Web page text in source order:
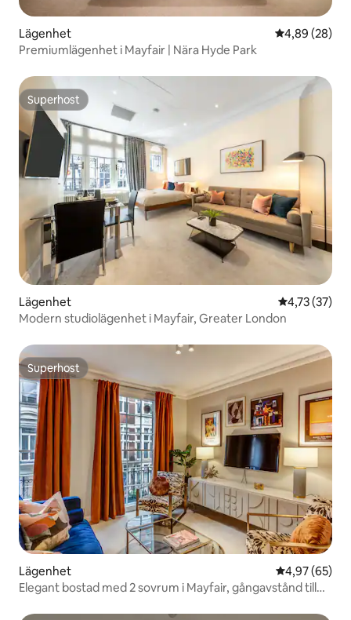
Lägenhet 4,89 av 5 i
4,89 (28)
Premiumlägenhet i Mayfair | Nära Hyde Park
Superhost
Superhost
Lägenhet 4,73 av 5 i
4,73 (37)
Modern studiolägenhet i Mayfair, Greater London
Superhost
Superhost
Lägenhet 4,97 av 5 i
4,97 (65)
Elegant bostad med 2 sovrum i Mayfair, gångavstånd till